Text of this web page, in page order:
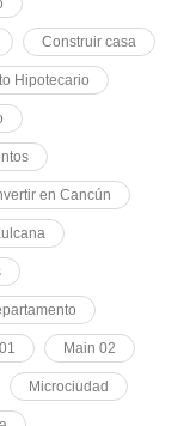
Construir casa
Hipotecario
en Cancún
Main 02
Microciudad